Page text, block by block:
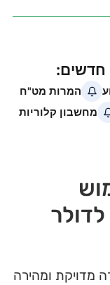
מדויקת ומהירה